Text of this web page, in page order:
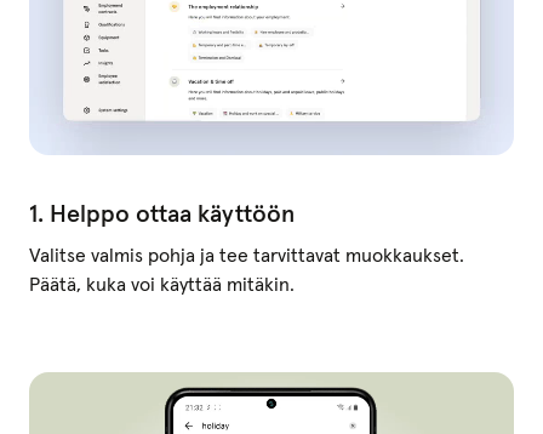
1. Helppo ottaa käyttöön
Valitse valmis pohja ja tee tarvittavat muokkaukset.
Päätä, kuka voi käyttää mitäkin.